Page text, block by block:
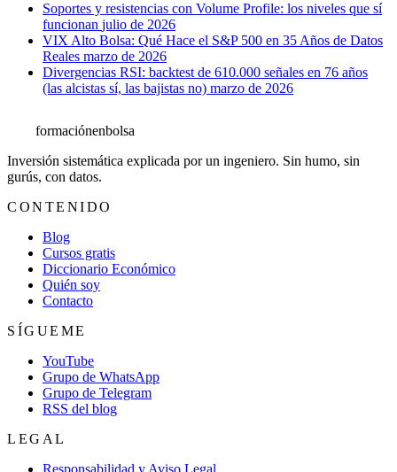
Soportes y resistencias con Volume Profile: los niveles que sí
funcionan julio de 2026
VIX Alto Bolsa: Qué Hace el S&P 500 en 35 Años de Datos
Reales marzo de 2026
Divergencias RSI: backtest de 610.000 señales en 76 años
(las alcistas sí, las bajistas no) marzo de 2026
formaciónenbolsa
Inversión sistemática explicada por un ingeniero. Sin humo, sin
gurús, con datos.
CONTENIDO
Blog
Cursos gratis
Diccionario Económico
Quién soy
Contacto
SÍGUEME
YouTube
Grupo de WhatsApp
Grupo de Telegram
RSS del blog
LEGAL